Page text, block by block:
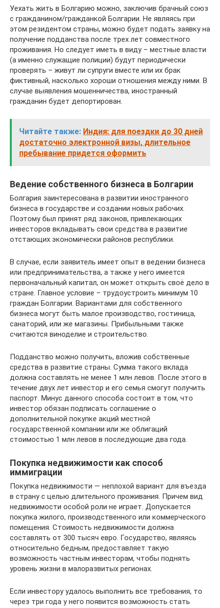
Уехать жить в Болгарию можно, заключив брачный союз
с гражданином/гражданкой Болгарии. Не являясь при
этом резидентом страны, можно будет подать заявку на
получение подданства после трех лет совместного
проживания. Но следует иметь в виду – местные власти
(а именно служащие полиции) будут периодически
проверять – живут ли супруги вместе или их брак
фиктивный, насколько хороши отношения между ними. В
случае выявления мошенничества, иностранный
гражданин будет депортирован.
Читайте также: Индия: для поездки до 30 дней
достаточно электронной визы, длительное
пребывание придется оформить
Ведение собственного бизнеса в Болгарии
Болгария заинтересована в развитии иностранного
бизнеса в государстве и создании новых рабочих.
Поэтому был принят ряд законов, привлекающих
инвесторов вкладывать свои средства в развитие
отстающих экономически районов республики.
В случае, если заявитель имеет опыт в ведении бизнеса
или предпринимательства, а также у него имеется
первоначальный капитал, он может открыть своё дело в
стране. Главное условие – трудоустроить минимум 10
граждан Болгарии. Вариантами для собственного
бизнеса могут быть малое производство, гостиница,
санаторий, или же магазины. Прибыльными также
считаются виноделие и строительство.
Подданство можно получить, вложив собственные
средства в развитие страны. Сумма такого вклада
должна составлять не менее 1 млн левов. После этого в
течение двух лет инвестор и его семья смогут получить
паспорт. Минус данного способа состоит в том, что
инвестор обязан подписать соглашение о
дополнительной покупке акций местной
государственной компании или же облигаций
стоимостью 1 млн левов в последующие два года.
Покупка недвижимости как способ
иммиграции
Покупка недвижимости — неплохой вариант для въезда
в страну с целью длительного проживания. Причем вид
недвижимости особой роли не играет. Допускается
покупка жилого, производственного или коммерческого
помещения. Стоимость недвижимости должна
составлять от 300 тысяч евро. Государство, являясь
относительно бедным, предоставляет такую
возможность частным инвесторам, чтобы поднять
уровень жизни в малоразвитых регионах.
Если инвестору удалось выполнить все требования, то
через три года у него появится возможность стать